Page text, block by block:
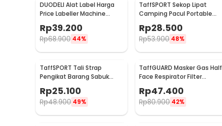
DUODELI Alat Label Harga
Price Labeller Machine
Coding - MX-5500
Rp39.200
Rp68.900 44%
TaffSPORT Sekop Lipat
Camping Pacul Portable
Tactical Survival 40cm - 101
Rp28.500
Rp53.900 48%
TaffSPORT Tali Strap
Pengikat Barang Sabuk
Rp25.100
Rp48.900 49%
TaffGUARD Masker Gas Half
Face Respirator Filter
Rp47.400
Rp80.900 42%